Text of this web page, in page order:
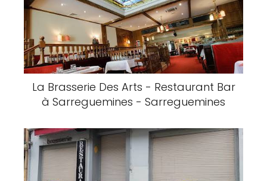
La Brasserie Des Arts - Restaurant Bar
à Sarreguemines - Sarreguemines